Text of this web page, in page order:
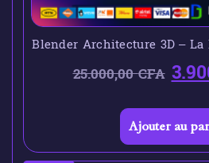
Blender Architecture 3D –
25.000,00CFA
Ajouter au